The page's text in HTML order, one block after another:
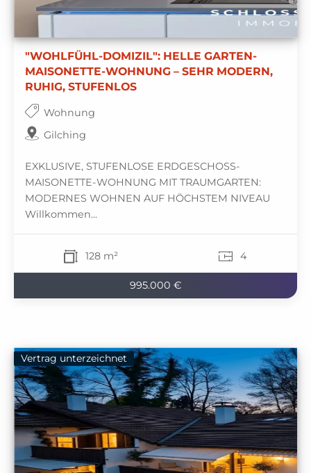
"WOHLFÜHL-DOMIZIL": HELLE GARTEN-
MAISONETTE-WOHNUNG – SEHR MODERN,
RUHIG, STUFENLOS
Wohnung
Gilching
EXKLUSIVE, STUFENLOSE ERDGESCHOSS-
MAISONETTE-WOHNUNG MIT TRAUMGARTEN:
MODERNES WOHNEN AUF HÖCHSTEM NIVEAU
Willkommen...
128 m² 4
995.000 €
Vertrag unterzeichnet